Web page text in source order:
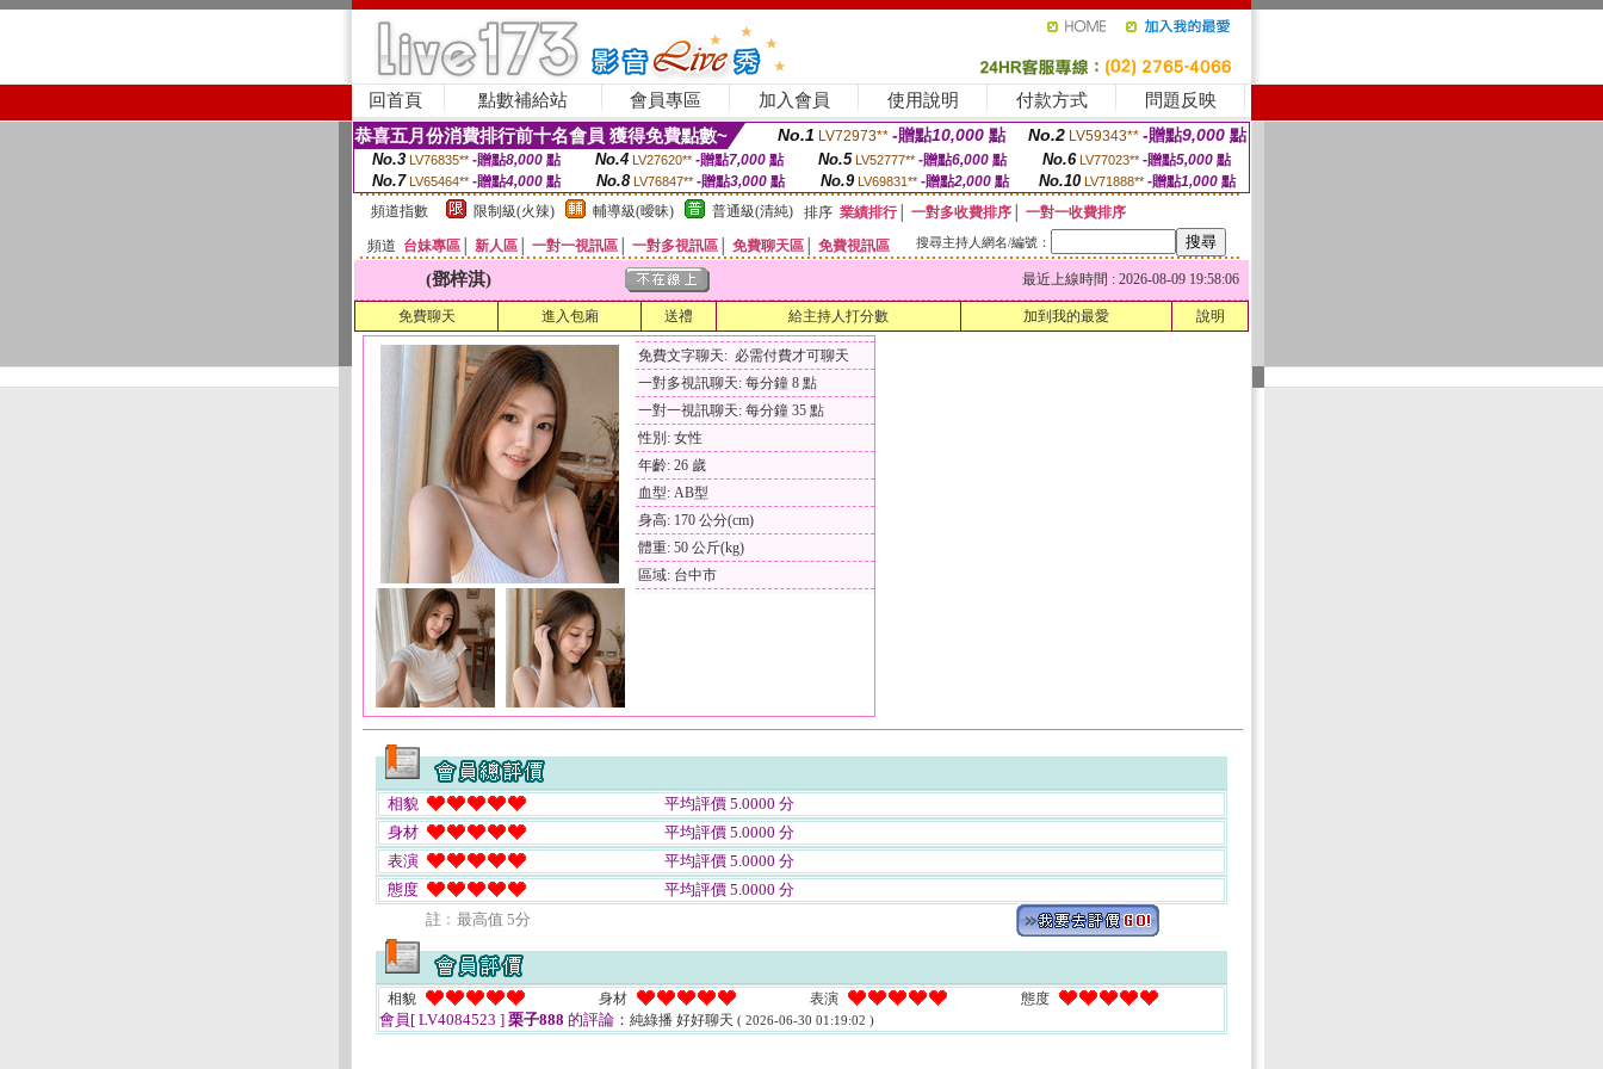
回首頁 點數補給站 會員專區 加入會員 使用說明 付款方式 問題反映
恭喜五月份消費排行前十名會員 獲得免費點數~ No.1 LV72973** -贈點10,000 點 No.2 LV59343** -贈點9,000 點
No.3 LV76835** -贈點8,000點 No.4 LV27620** -贈點7,000點 No.5 LV52777** -贈點6,000點 No.6 LV77023** -贈點5,000點
No.7 LV65464** -贈點4,000 點 No.8 LV76847** -贈點3,000 點 No.9 LV69831** -贈點2,000點 No.10 LV71888** -贈點1,000 點
頻道指數
限制級(火辣) 輔導級(曖昧) 普通級(清純) 排序 業績排行│ 一對多收費排序
一對一收費排序
頻道 台妹專區 新人區 一對一視訊區 一對多視訊區 免費聊天區 免費視訊區 搜尋主持人網名/編號：
(鄧梓淇) 最近上線時間 : 2026-08-09 19:58:06
免費聊天 進入包廂 送禮 給主持人打分數 加到我的最愛 說明
免費文字聊天: 必需付費才可聊天
一對多視訊聊天: 每分鐘 8 點
一對一視訊聊天: 每分鐘 35 點
性別: 女性
年齡: 26 歲
血型: AB型
身高: 170 公分(cm)
體重: 50 公斤(kg)
區域: 台中市
相貌
平均評價 5.0000 分
身材
平均評價 5.0000 分
表演
平均評價 5.0000 分
態度
平均評價 5.0000 分
註﹕最高值 5分
相貌 身材 表演 態度
會員[ LV4084523 ] 栗子888 的評論： 純綠播 好好聊天 ( 2026-06-30 01:19:02 )